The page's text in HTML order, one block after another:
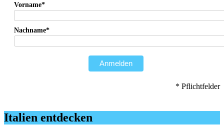
Vorname*
Nachname*
Anmelden
* Pflichtfelder
Italien entdecken